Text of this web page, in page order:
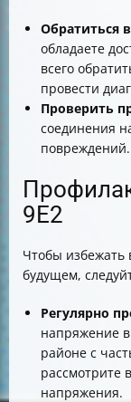
Обратиться в
обладаете
всего
провести
Проверить
соединения
повреждений.
9E2
Чтобы избежать
будущем,
Регулярно
напряжение
районе с
рассмотрите
напряжения.